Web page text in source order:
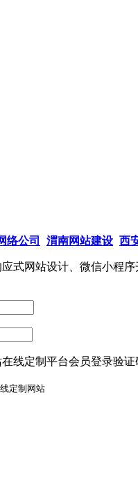
络公司 渭南网站建设 西
式网站设计、微信小程序